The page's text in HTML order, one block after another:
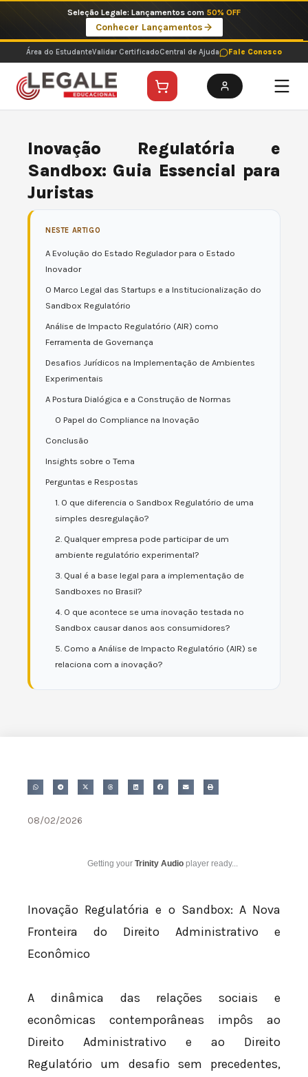
o
conteúdo
Imperdíveis no Pix: Pós Selecionadas a 199 reais no pix em parcela única
Ver ofertas
Área do EstudanteValidar CertificadoCentral de Ajuda Fale Conosco
Inovação Regulatória e
Sandbox: Guia Essencial para
Juristas
NESTE ARTIGO
A Evolução do Estado Regulador para o Estado
Inovador
O Marco Legal das Startups e a Institucionalização do
Sandbox Regulatório
Análise de Impacto Regulatório (AIR) como
Ferramenta de Governança
Desafios Jurídicos na Implementação de Ambientes
Experimentais
A Postura Dialógica e a Construção de Normas
O Papel do Compliance na Inovação
Conclusão
Insights sobre o Tema
Perguntas e Respostas
1. O que diferencia o Sandbox Regulatório de uma
simples desregulação?
2. Qualquer empresa pode participar de um
ambiente regulatório experimental?
3. Qual é a base legal para a implementação de
Sandboxes no Brasil?
4. O que acontece se uma inovação testada no
Sandbox causar danos aos consumidores?
5. Como a Análise de Impacto Regulatório (AIR) se
relaciona com a inovação?
08/02/2026
Getting your Trinity Audio player ready...
Inovação Regulatória e o Sandbox: A Nova
Fronteira do Direito Administrativo e
Econômico
A dinâmica das relações sociais e
econômicas contemporâneas impôs ao
Direito Administrativo e ao Direito
Regulatório um desafio sem precedentes,